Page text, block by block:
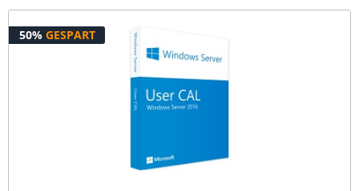
50% GESPART